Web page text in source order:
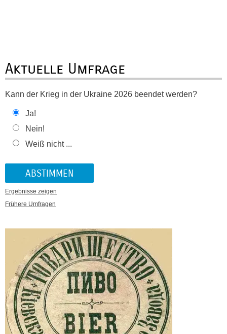
Aktuelle Umfrage
Kann der Krieg in der Ukraine 2026 beendet werden?
Ja!
Nein!
Weiß nicht ...
Ergebnisse zeigen
Frühere Umfragen